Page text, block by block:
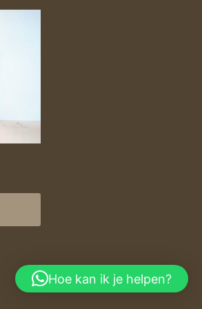
Hoe kan ik je helpen?